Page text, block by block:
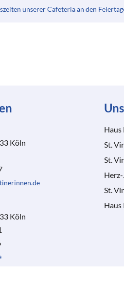
unserer Cafeteria an den
Köln
Köln
Haus
St.
St.
St.
Haus